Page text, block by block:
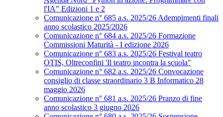
l'IA” Edizioni 1 e 2
Comunicazione n° 685 a.s. 2025/26 Adempimenti finali
anno scolastico 2025/2026
Comunicazione n° 684 a.s. 2025/26 Formazione
Commissioni Maturità - I edizione 2026
Comunicazione n° 683 a.s. 2025/26 Festival teatro
OTIS, Oltreconfini 'Il teatro incontra la scuola"
Comunicazione n° 682 a.s. 2025/26 Convocazione
consiglio di classe straordinario 3 B Informatico 28
maggio 2026
Comunicazione n° 681 a.s. 2025/26 Pranzo di fine
anno scolastico 3 giugno 2026